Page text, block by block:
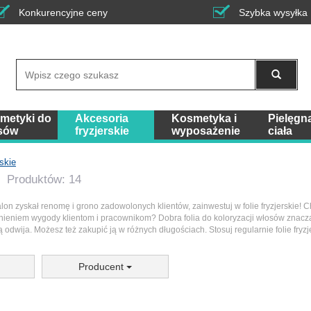
Konkurencyjne ceny Szybka wysyłka
do
Akcesoria
fryzjerskie
Kosmetyka i
wyposażenie
ciała
Produktów: 14
zyskał renomę i grono zadowolonych klientów, zainwestuj w folie
wygody klientom i pracownikom? Dobra folia do koloryzacji włosów
odwija. Możesz też zakupić ją w różnych długościach. Stosuj regularnie folie
Producent